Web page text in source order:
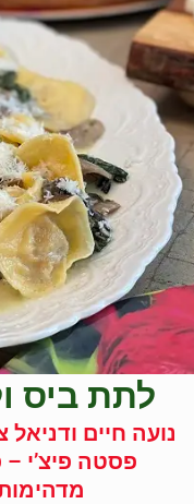
לתת ביס
נועה חיים
פסטה פיצ’י